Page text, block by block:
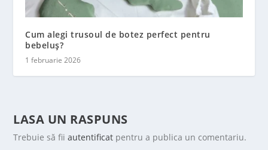
Cum alegi trusoul de botez perfect pentru
bebeluș?
1 februarie 2026
LASA UN RASPUNS
Trebuie să fiiautentificat pentru a publica un comentariu.